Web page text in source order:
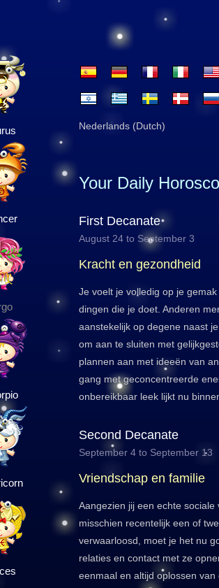
Nederlands (Dutch)
Your Daily
First Decanate
August 24 to September 3
Kracht en gezondheid
Je voelt je volledig op je
dingen die je doet. Anderen
aanstekelijk op degene naast
om aan te sluiten met
plannen aan met ideeën van
gang met geconcentreerde
onbereikbaar leek lijkt nu
Second Decanate
September 4 to September 13
Vriendschap en familie
Aangezien jij een echte sociale
misschien recentelijk een of
verwaarloosd, moet je het nu
relaties en contact met ze
eenmaal en altijd oplossen